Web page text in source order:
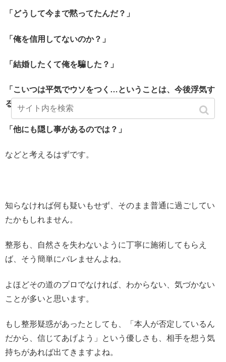
「どうして今まで黙ってたんだ？」
「俺を信用してないのか？」
「結婚したくて俺を騙した？」
「こいつは平気でウソをつく…ということは、今後浮気す
る可能性もあるかもしれない」
「他にも隠し事があるのでは？」
などと考えるはずです。
知らなければ何も疑いもせず、そのまま普通に過ごしてい
たかもしれません。
整形も、自然さを失わないように丁寧に施術してもらえ
ば、そう簡単にバレませんよね。
よほどその道のプロでなければ、わからない、気づかない
ことが多いと思います。
もし整形疑惑があったとしても、「本人が否定しているん
だから、信じてあげよう」という優しさも、相手を想う気
持ちがあれば出てきますよね。